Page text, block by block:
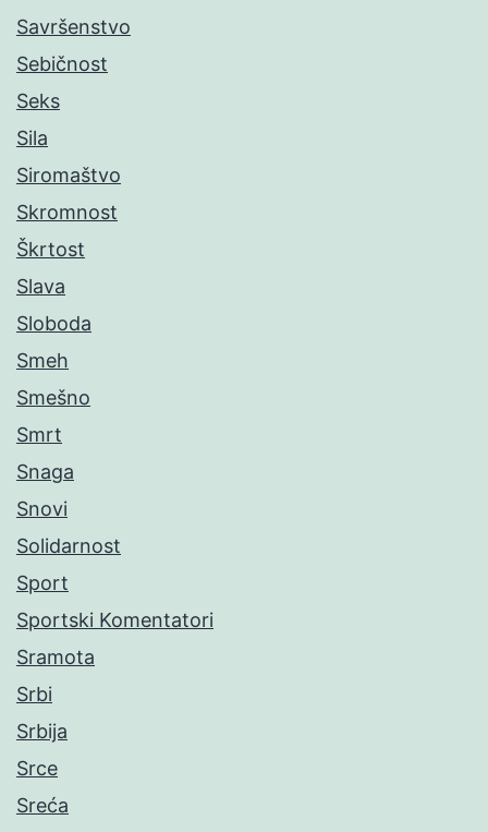
Savršenstvo
Sebičnost
Seks
Sila
Siromaštvo
Skromnost
Škrtost
Slava
Sloboda
Smeh
Smešno
Smrt
Snaga
Snovi
Solidarnost
Sport
Sportski Komentatori
Sramota
Srbi
Srbija
Srce
Sreća